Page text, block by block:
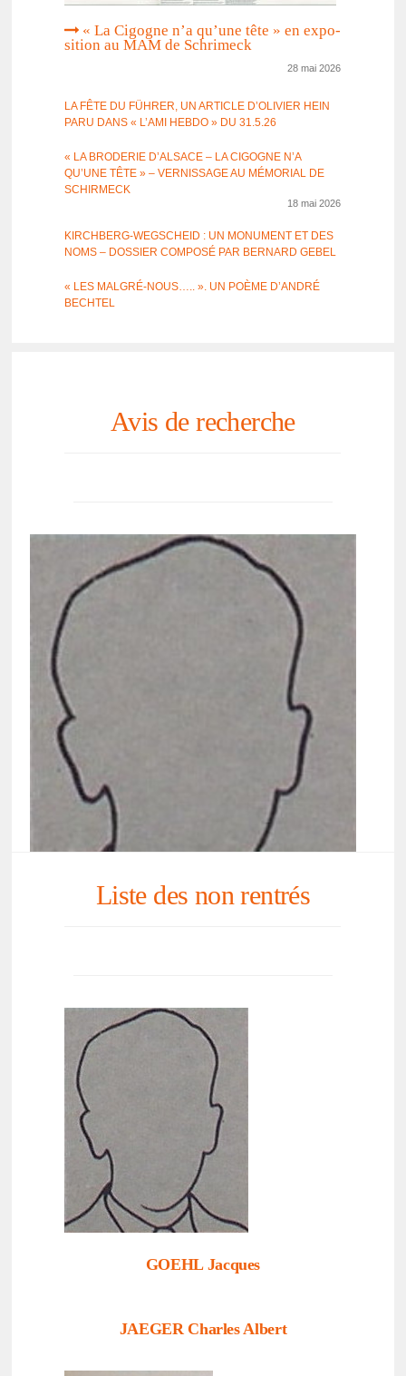
« La Cigogne n’a qu’une tête » en expo­
si­tion au MAM de Schri­meck
28 mai 2026
LA FÊTE DU FÜHRER, UN ARTICLE D’OLI­VIER HEIN
PARU DANS « L’AMI HEBDO » DU 31.5.26
« LA BRODE­RIE D’AL­SACE – LA CIGOGNE N’A
QU’UNE TÊTE » – VERNIS­SAGE AU MÉMO­RIAL DE
SCHIR­MECK
18 mai 2026
KIRCH­BERG-WEGSCHEID : UN MONU­MENT ET DES
NOMS – DOSSIER COMPOSÉ PAR BERNARD GEBEL
« LES MALGRÉ-NOUS….. ». UN POÈME D’AN­DRÉ
BECH­TEL
Avis de recherche
René SPRINGER
Liste des non rentrés
GOEHL Jacques
JAEGER Charles Albert